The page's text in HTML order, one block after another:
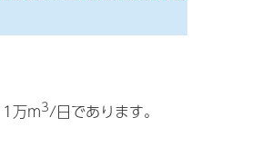
万m3/日であります。